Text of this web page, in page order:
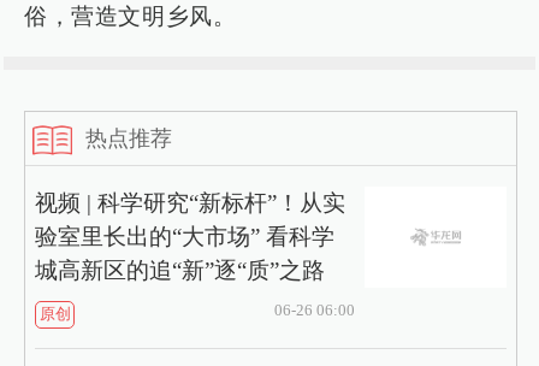
俗，营造文明乡风。
热点推荐
视频 | 科学研究“新标杆”！从实
验室里长出的“大市场” 看科学
城高新区的追“新”逐“质”之路
原创 06-26 06:00